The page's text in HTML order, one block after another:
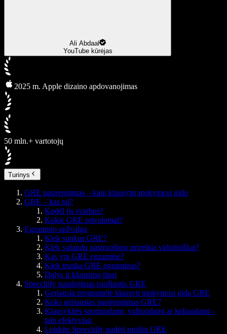
Ali Abdaal
YouTube kūrėjas
2025 m. Apple dizaino apdovanojimas
50 mln.+ vartotojų
Turinys
GRE pasirengimas – kaip klausytis mokymosi gido
GRE – kas tai?
Kodėl jis svarbus?
Kokie GRE privalumai?
Egzamino apžvalga
Kiek sunkus GRE?
Kiek valandų pasiruošimo prireikia vidutiniškai?
Kas yra GRE egzamine?
Kiek trunka GRE egzaminas?
Dalys ir klausimų tipai
Speechify naudojimas ruošiantis GRE
Geriausia programėlė klausyti mokymosi gidą GRE
Koks geriausias pasirengimas GRE?
Klausykitės sportuodami, važiuodami ar keliaudami –
taip efektyviau
Leiskite Speechify padėti ruoštis GRE